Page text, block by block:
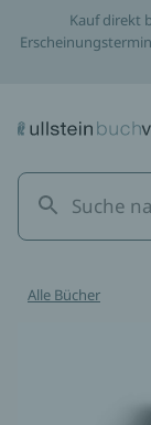
Kauf direkt
Alle Bücher